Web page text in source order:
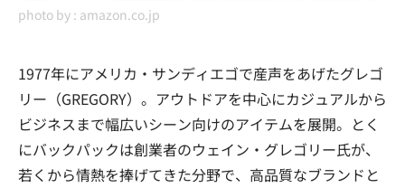
photo by : amazon.co.jp
1977年にアメリカ・サンディエゴで産声をあげたグレゴ
リー（GREGORY）。アウトドアを中心にカジュアルから
ビジネスまで幅広いシーン向けのアイテムを展開。とく
にバックパックは創業者のウェイン・グレゴリー氏が、
若くから情熱を捧げてきた分野で、高品質なブランドと